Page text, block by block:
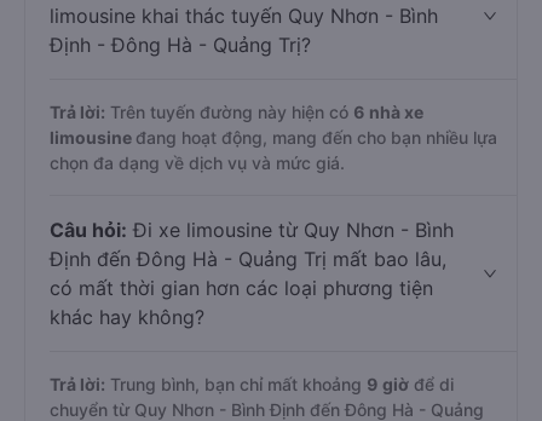
limousine khai thác tuyến Quy Nhơn - Bình
Định - Đông Hà - Quảng Trị?
Trả lời: Trên tuyến đường này hiện có 6 nhà xe
limousine đang hoạt động, mang đến cho bạn nhiều lựa
chọn đa dạng về dịch vụ và mức giá.
Câu hỏi: Đi xe limousine từ Quy Nhơn - Bình
Định đến Đông Hà - Quảng Trị mất bao lâu,
có mất thời gian hơn các loại phương tiện
khác hay không?
Trả lời: Trung bình, bạn chỉ mất khoảng 9 giờ để di
chuyển từ Quy Nhơn - Bình Định đến Đông Hà - Quảng